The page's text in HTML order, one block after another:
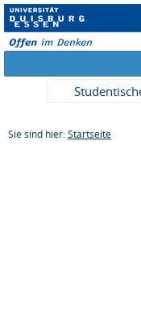
Sie sind hier: Startseite